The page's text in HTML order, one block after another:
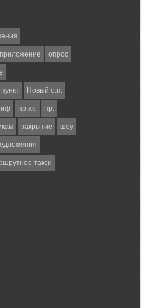
приложение опрос
Новый о.п.
пр.ак. пр.
закрытие шоу
такси